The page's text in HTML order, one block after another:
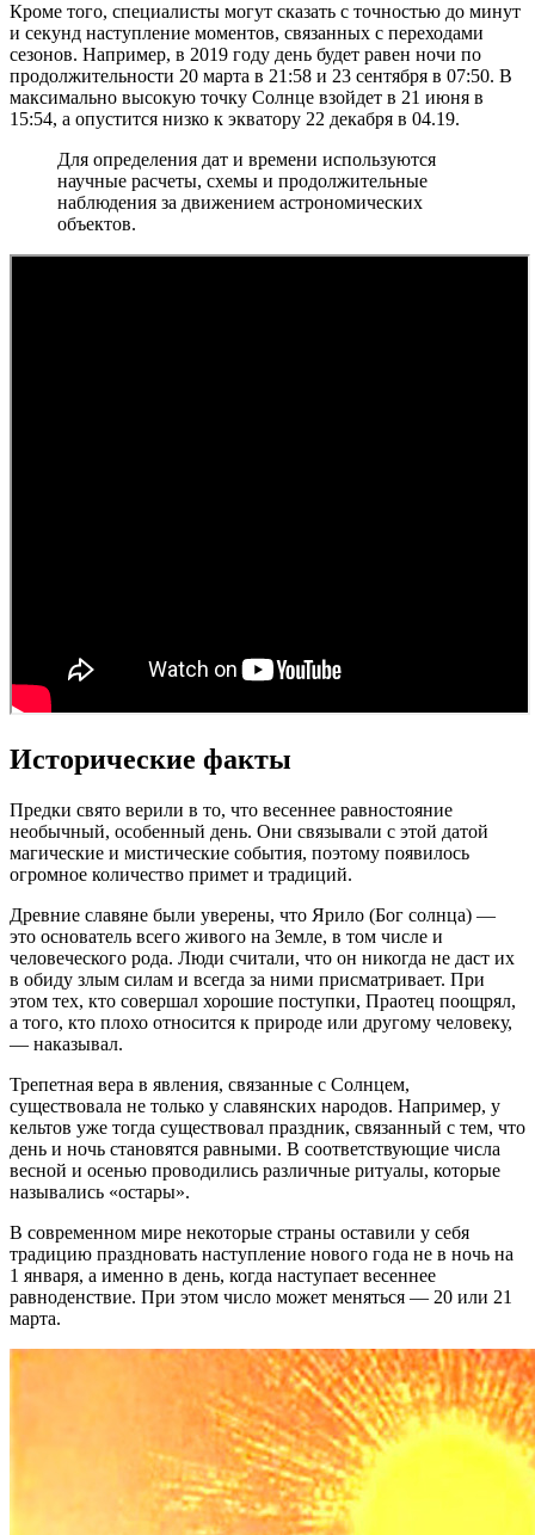
Кроме того, специалисты могут сказать с точностью до минут
и секунд наступление моментов, связанных с переходами
сезонов. Например, в 2019 году день будет равен ночи по
продолжительности 20 марта в 21:58 и 23 сентября в 07:50. В
максимально высокую точку Солнце взойдет в 21 июня в
15:54, а опустится низко к экватору 22 декабря в 04.19.
Для определения дат и времени используются
научные расчеты, схемы и продолжительные
наблюдения за движением астрономических
объектов.
Исторические факты
Предки свято верили в то, что весеннее равностояние
необычный, особенный день. Они связывали с этой датой
магические и мистические события, поэтому появилось
огромное количество примет и традиций.
Древние славяне были уверены, что Ярило (Бог солнца) —
это основатель всего живого на Земле, в том числе и
человеческого рода. Люди считали, что он никогда не даст их
в обиду злым силам и всегда за ними присматривает. При
этом тех, кто совершал хорошие поступки, Праотец поощрял,
а того, кто плохо относится к природе или другому человеку,
— наказывал.
Трепетная вера в явления, связанные с Солнцем,
существовала не только у славянских народов. Например, у
кельтов уже тогда существовал праздник, связанный с тем, что
день и ночь становятся равными. В соответствующие числа
весной и осенью проводились различные ритуалы, которые
назывались «остары».
В современном мире некоторые страны оставили у себя
традицию праздновать наступление нового года не в ночь на
1 января, а именно в день, когда наступает весеннее
равноденствие. При этом число может меняться — 20 или 21
марта.